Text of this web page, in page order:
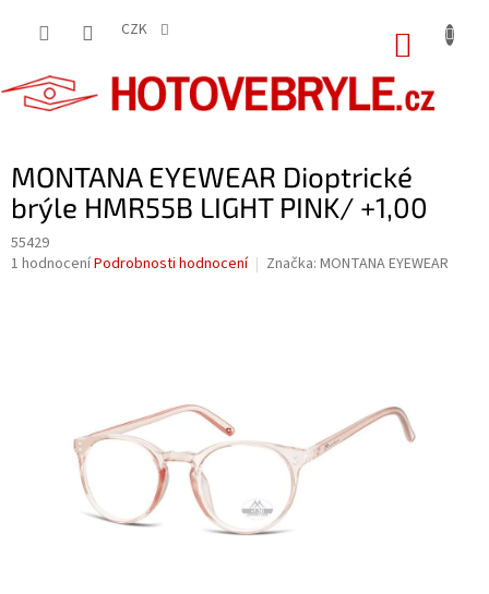
CZK
MONTANA EYEWEAR Dioptrické
brýle HMR55B LIGHT PINK/ +1,00
55429
Průměrné
1 hodnoceníPodrobnosti hodnocení Značka: MONTANA EYEWEAR